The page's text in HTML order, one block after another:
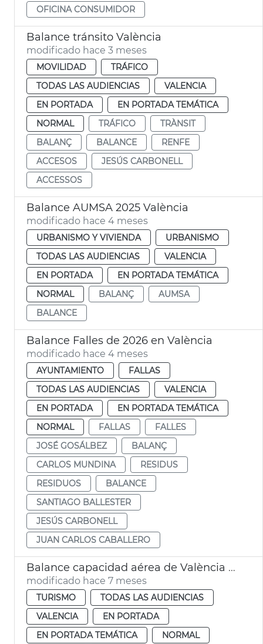
OFICINA CONSUMIDOR
Balance tránsito València
modificado hace 3 meses
MOVILIDAD
TRÁFICO
TODAS LAS AUDIENCIAS
VALENCIA
EN PORTADA
EN PORTADA TEMÁTICA
NORMAL
TRÁFICO
TRÀNSIT
BALANÇ
BALANCE
RENFE
ACCESOS
JESÚS CARBONELL
ACCESSOS
Balance AUMSA 2025 València
modificado hace 4 meses
URBANISMO Y VIVIENDA
URBANISMO
TODAS LAS AUDIENCIAS
VALENCIA
EN PORTADA
EN PORTADA TEMÁTICA
NORMAL
BALANÇ
AUMSA
BALANCE
Balance Falles de 2026 en València
modificado hace 4 meses
AYUNTAMIENTO
FALLAS
TODAS LAS AUDIENCIAS
VALENCIA
EN PORTADA
EN PORTADA TEMÁTICA
NORMAL
FALLAS
FALLES
JOSÉ GOSÁLBEZ
BALANÇ
CARLOS MUNDINA
RESIDUS
RESIDUOS
BALANCE
SANTIAGO BALLESTER
JESÚS CARBONELL
JUAN CARLOS CABALLERO
Balance capacidad aérea de València 2025
modificado hace 7 meses
TURISMO
TODAS LAS AUDIENCIAS
VALENCIA
EN PORTADA
EN PORTADA TEMÁTICA
NORMAL